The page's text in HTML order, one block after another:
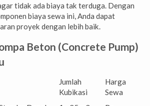
tidak ada biaya tak terduga. Dengan
biaya sewa ini, Anda dapat
proyek dengan lebih baik.
Beton (Concrete Pump)
Jumlah
Kubikasi
Harga
Sewa